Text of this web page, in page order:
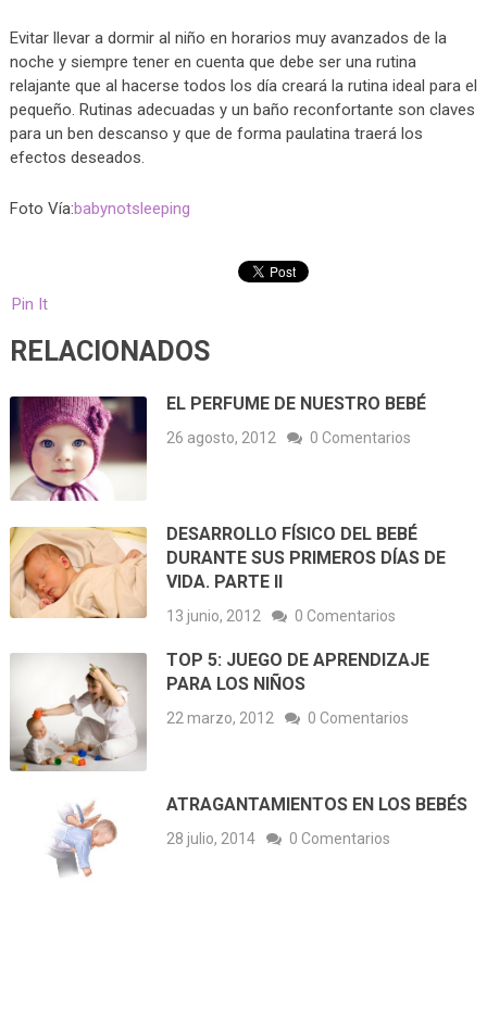
Evitar llevar a dormir al niño en horarios muy avanzados de la
noche y siempre tener en cuenta que debe ser una rutina
relajante que al hacerse todos los día creará la rutina ideal para el
pequeño. Rutinas adecuadas y un baño reconfortante son claves
para un ben descanso y que de forma paulatina traerá los
efectos deseados.
Foto Vía:babynotsleeping
Pin It
RELACIONADOS
EL PERFUME DE NUESTRO BEBÉ
26 agosto, 2012 0 Comentarios
DESARROLLO FÍSICO DEL BEBÉ
DURANTE SUS PRIMEROS DÍAS DE
VIDA. PARTE II
13 junio, 2012 0 Comentarios
TOP 5: JUEGO DE APRENDIZAJE
PARA LOS NIÑOS
22 marzo, 2012 0 Comentarios
ATRAGANTAMIENTOS EN LOS BEBÉS
28 julio, 2014 0 Comentarios